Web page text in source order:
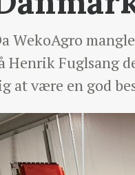
WekoAgro
Henrik Fuglsang
at være en god